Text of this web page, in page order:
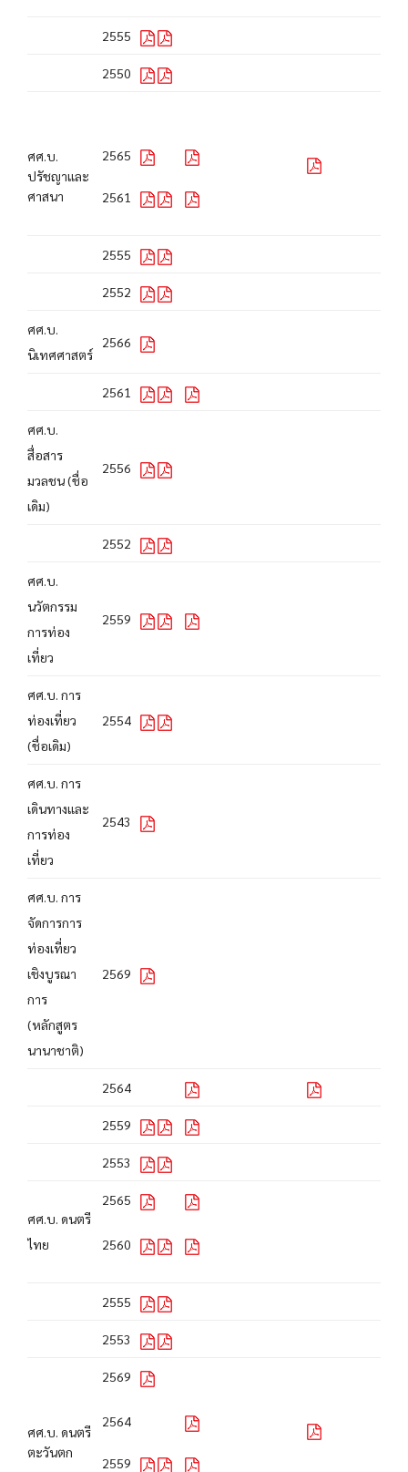
2555
2550
ศศ.บ.
ปรัชญาและ
ศาสนา
2565
2561
2555
2552
ศศ.บ.
นิเทศศาสตร์
2566
2561
ศศ.บ.
สื่อสาร
มวลชน (ชื่อ
เดิม)
2556
2552
ศศ.บ.
นวัตกรรม
การท่อง
เที่ยว
2559
ศศ.บ. การ
ท่องเที่ยว
(ชื่อเดิม)
2554
ศศ.บ. การ
เดินทางและ
การท่อง
เที่ยว
2543
ศศ.บ. การ
จัดการการ
ท่องเที่ยว
เชิงบูรณา
การ
(หลักสูตร
นานาชาติ)
2569
2564
2559
2553
ศศ.บ. ดนตรี
ไทย
2565
2560
2555
2553
ศศ.บ. ดนตรี
ตะวันตก
2569
2564
2559